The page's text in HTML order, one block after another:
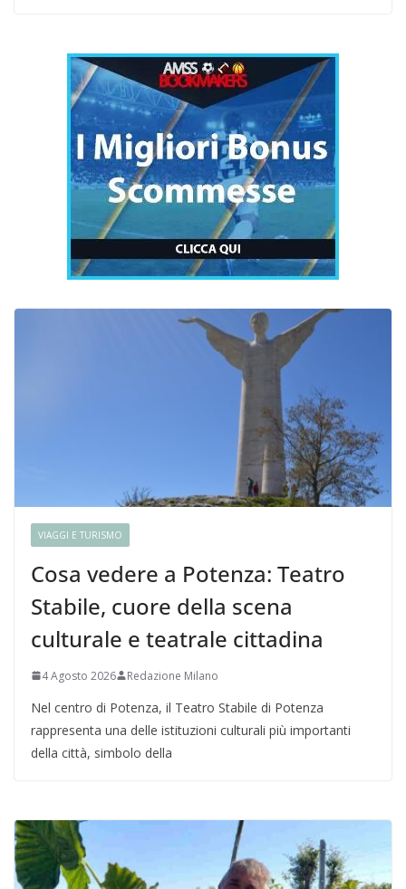
VIAGGI E TURISMO
Cosa vedere a Potenza: Teatro
Stabile, cuore della scena
culturale e teatrale cittadina
4 Agosto 2026 Redazione Milano
Nel centro di Potenza, il Teatro Stabile di Potenza
rappresenta una delle istituzioni culturali più importanti
della città, simbolo della